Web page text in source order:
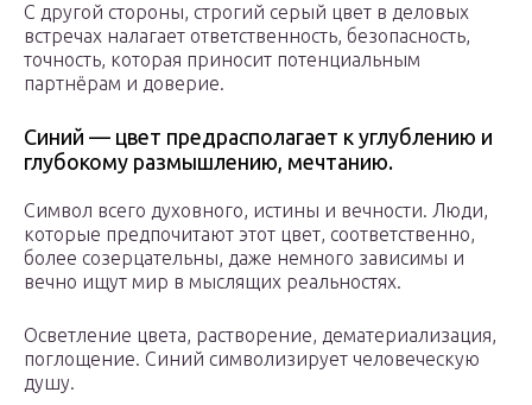
С другой стороны, строгий серый цвет в деловых
встречах налагает ответственность, безопасность,
точность, которая приносит потенциальным
партнёрам и доверие.
Синий — цвет предрасполагает к углублению и
глубокому размышлению, мечтанию.
Символ всего духовного, истины и вечности. Люди,
которые предпочитают этот цвет, соответственно,
более созерцательны, даже немного зависимы и
вечно ищут мир в мыслящих реальностях.
Осветление цвета, растворение, дематериализация,
поглощение. Синий символизирует человеческую
душу.